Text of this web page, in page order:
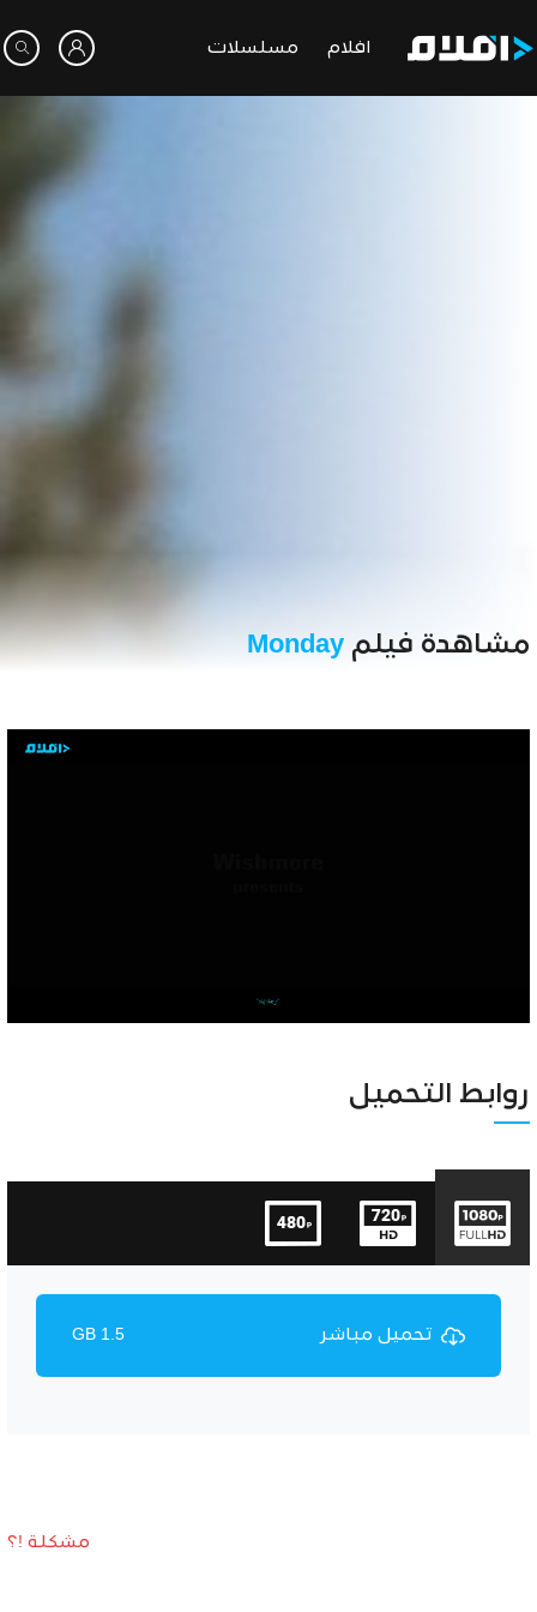
افلام مسلسلات
مشاهدة فيلم Monday
Unmute Settings
روابط التحميل
تحميل مباشر 1.5 GB
مشكلة !؟